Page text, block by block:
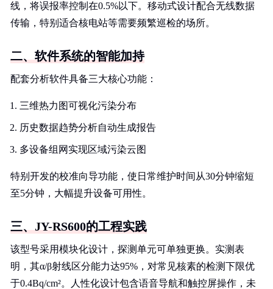
线，将误报率控制在0.5%以下。移动式设计配合无线数据
传输，特别适合核电站等需要频繁巡检的场所。
二、软件系统的智能加持
配套分析软件具备三大核心功能：
三维热力图可视化污染分布
历史数据趋势分析自动生成报告
多设备组网实现区域污染云图
特别开发的校准向导功能，使日常维护时间从30分钟缩短
至5分钟，大幅提升设备可用性。
三、JY-RS600的工程实践
该型号采用模块化设计，探测单元可单独更换。实测表
明，其α/β射线区分能力达95%，对常见核素的检测下限优
于0.4Bq/cm²。人性化设计包含语音导航和触控屏操作，未